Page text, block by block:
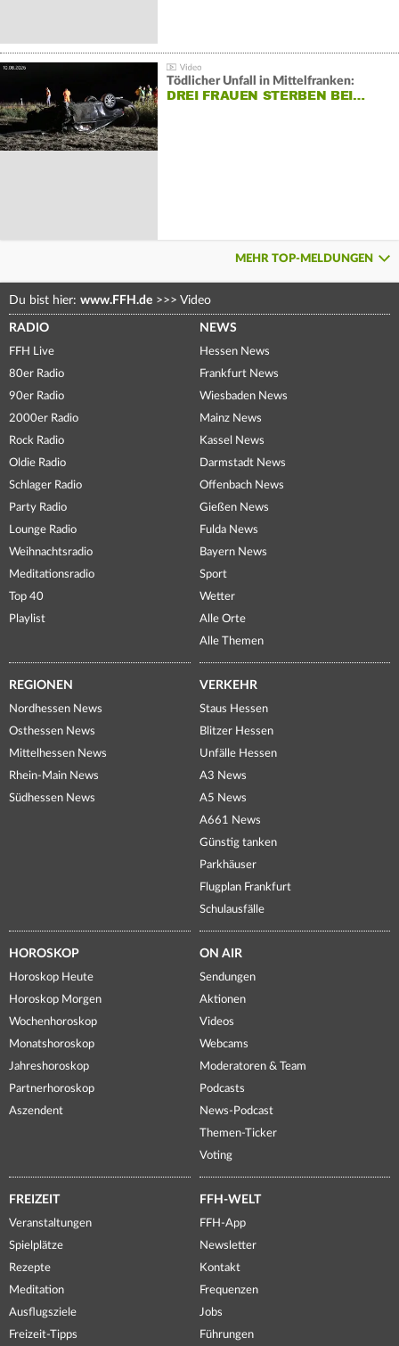
Tödlicher Unfall in Mittelfranken:
DREI FRAUEN STERBEN BEI…
MEHR TOP-MELDUNGEN
Du bist hier: www.FFH.de >>> Video
RADIO
FFH Live
80er Radio
90er Radio
2000er Radio
Rock Radio
Oldie Radio
Schlager Radio
Party Radio
Lounge Radio
Weihnachtsradio
Meditationsradio
Top 40
Playlist
NEWS
Hessen News
Frankfurt News
Wiesbaden News
Mainz News
Kassel News
Darmstadt News
Offenbach News
Gießen News
Fulda News
Bayern News
Sport
Wetter
Alle Orte
Alle Themen
REGIONEN
Nordhessen News
Osthessen News
Mittelhessen News
Rhein-Main News
Südhessen News
VERKEHR
Staus Hessen
Blitzer Hessen
Unfälle Hessen
A3 News
A5 News
A661 News
Günstig tanken
Parkhäuser
Flugplan Frankfurt
Schulausfälle
HOROSKOP
Horoskop Heute
Horoskop Morgen
Wochenhoroskop
Monatshoroskop
Jahreshoroskop
Partnerhoroskop
Aszendent
ON AIR
Sendungen
Aktionen
Videos
Webcams
Moderatoren & Team
Podcasts
News-Podcast
Themen-Ticker
Voting
FREIZEIT
Veranstaltungen
Spielplätze
Rezepte
Meditation
Ausflugsziele
Freizeit-Tipps
FFH-WELT
FFH-App
Newsletter
Kontakt
Frequenzen
Jobs
Führungen